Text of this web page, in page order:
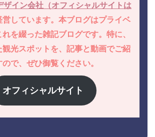
ザイン会社（オフィシャルサイトは
営しています。本ブログはプライベ
を綴った雑記ブログです。特に、
観光スポットを、記事と動画でご紹
で、ぜひ御覧ください。
オフィシャルサイト